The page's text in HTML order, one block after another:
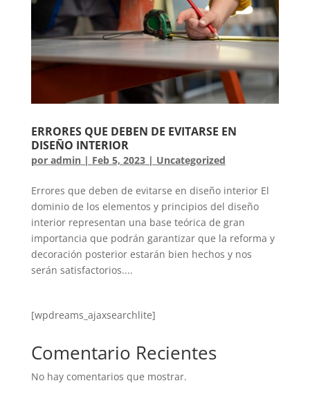
ERRORES QUE DEBEN DE EVITARSE EN
DISEÑO INTERIOR
por admin| Feb 5, 2023| Uncategorized
Errores que deben de evitarse en diseño interior El
dominio de los elementos y principios del diseño
interior representan una base teórica de gran
importancia que podrán garantizar que la reforma y
decoración posterior estarán bien hechos y nos
serán satisfactorios....
[wpdreams_ajaxsearchlite]
Comentario Recientes
No hay comentarios que mostrar.